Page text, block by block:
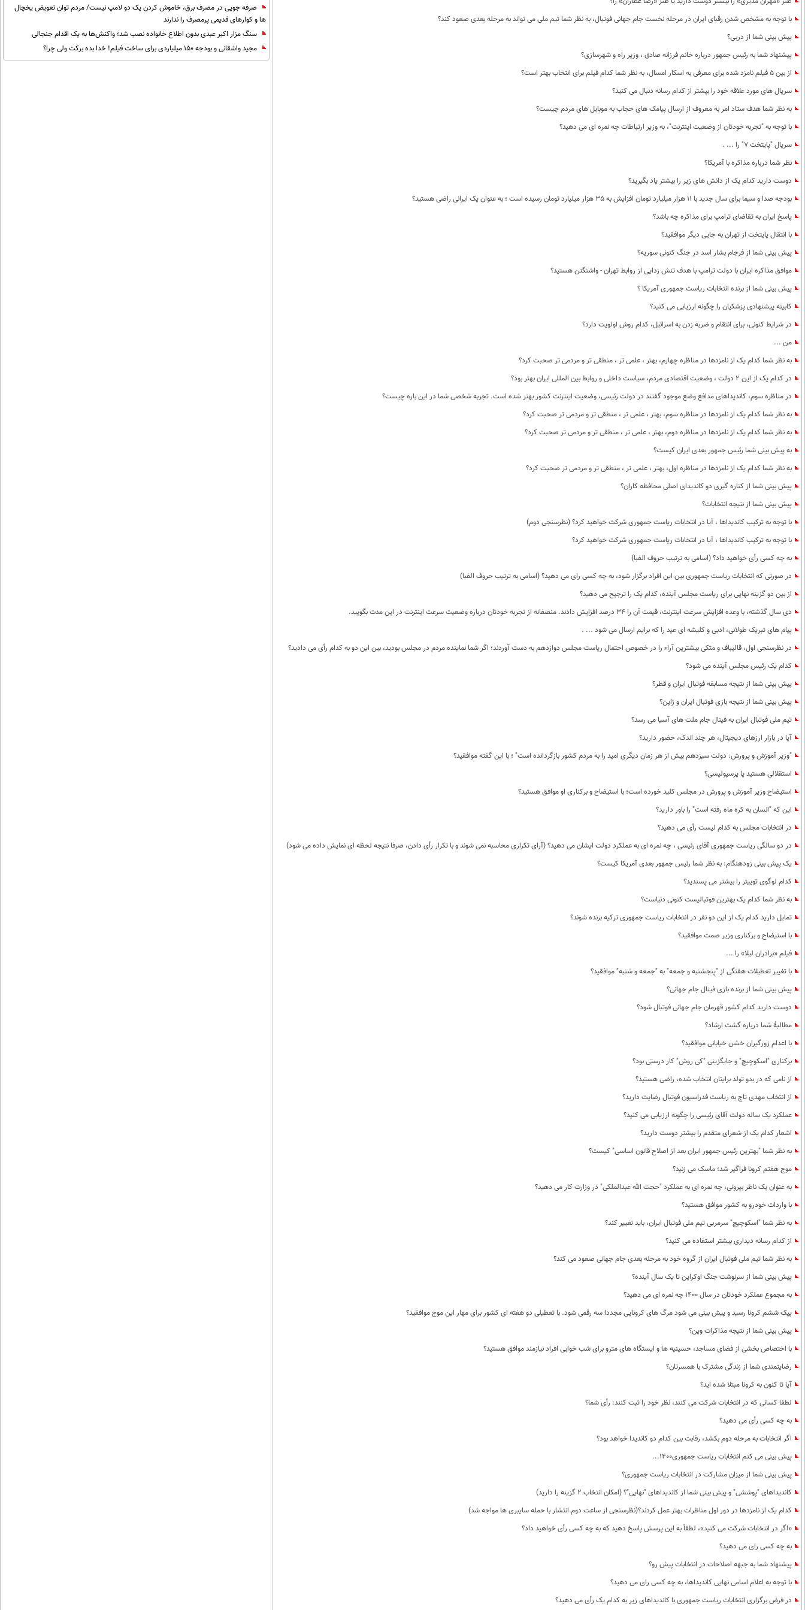
با توجه به مشخص شدن رقبای ایران در مرحله نخست جام جهانی فوتبال، به نظر شما تیم ملی می تواند به مرحله بعدی صعود کند؟
پیش بینی شما از دربی؟
پیشنهاد شما به رئیس جمهور درباره خانم فرزانه صادق ، وزیر راه و شهرسازی؟
از بین 5 فیلم نامزد شده برای معرفی به اسکار امسال، به نظر شما کدام فیلم برای انتخاب بهتر است؟
سریال های مورد علاقه خود را بیشتر از کدام رسانه دنبال می کنید؟
به نظر شما هدف ستاد امر به معروف از ارسال پیامک های حجاب به موبایل های مردم چیست؟
با توجه به "تجربه خودتان از وضعیت اینترنت"، به وزیر ارتباطات چه نمره ای می دهید؟
سریال "پایتخت 7" را ... .
نظر شما درباره مذاکره با آمریکا؟
دوست دارید کدام یک از دانش های زیر را بیشتر یاد بگیرید؟
بودجه صدا و سیما برای سال جدید با 11 هزار میلیارد تومان افزایش به 35 هزار میلیارد تومان رسیده است ؛ به عنوان یک ایرانی راضی هستید؟
پاسخ ایران به تقاضای ترامپ برای مذاکره چه باشد؟
با انتقال پایتخت از تهران به جایی دیگر موافقید؟
پیش بینی شما از فرجام بشار اسد در جنگ کنونی سوریه؟
موافق مذاکره ایران با دولت ترامپ با هدف تنش زدایی از روابط تهران - واشنگتن هستید؟
پیش بینی شما از برنده انتخابات ریاست جمهوری آمریکا ؟
کابینه پیشنهادی پزشکیان را چگونه ارزیابی می کنید؟
در شرایط کنونی، برای انتقام و ضربه زدن به اسرائیل، کدام روش اولویت دارد؟
من ...
به نظر شما کدام یک از نامزدها در مناظره چهارم، بهتر ، علمی تر ، منطقی تر و مردمی تر صحبت کرد؟
در کدام یک از این 2 دولت ، وضعیت اقتصادی مردم، سیاست داخلی و روابط بین المللی ایران بهتر بود؟
در مناظره سوم، کاندیداهای مدافع وضع موجود گفتند در دولت رئیسی، وضعیت اینترنت کشور بهتر شده است. تجربه شخصی شما در این باره چیست؟
به نظر شما کدام یک از نامزدها در مناظره سوم، بهتر ، علمی تر ، منطقی تر و مردمی تر صحبت کرد؟
به نظر شما کدام یک از نامزدها در مناظره دوم، بهتر ، علمی تر ، منطقی تر و مردمی تر صحبت کرد؟
به پیش بینی شما رئیس جمهور بعدی ایران کیست؟
به نظر شما کدام یک از نامزدها در مناظره اول، بهتر ، علمی تر ، منطقی تر و مردمی تر صحبت کرد؟
پیش بینی شما از کناره گیری دو کاندیدای اصلی محافظه کاران؟
پیش بینی شما از نتیجه انتخابات؟
با توجه به ترکیب کاندیداها ، آیا در انتخابات ریاست جمهوری شرکت خواهید کرد؟ (نظرسنجی دوم)
با توجه به ترکیب کاندیداها ، آیا در انتخابات ریاست جمهوری شرکت خواهید کرد؟
به چه کسی رأی خواهید داد؟ (اسامی به ترتیب حروف الفبا)
در صورتی که انتخابات ریاست جمهوری بین این افراد برگزار شود، به چه کسی رای می دهید؟ (اسامی به ترتیب حروف الفبا)
از بین دو گزینه نهایی برای ریاست مجلس آینده، کدام یک را ترجیح می دهید؟
دی سال گذشته، با وعده افزایش سرعت اینترنت، قیمت آن را 34 درصد افزایش دادند. منصفانه از تجربه خودتان درباره وضعیت سرعت اینترنت در این مدت بگویید.
پیام های تبریک طولانی، ادبی و کلیشه ای عید را که برایم ارسال می شود ... .
در نظرسنجی اول، قالیباف و متکی بیشترین آراء را در خصوص احتمال ریاست مجلس دوازدهم به دست آوردند؛ اگر شما نماینده مردم در مجلس بودید، بین این دو به کدام رأی می دادید؟
کدام یک رئیس مجلس آینده می شود؟
پیش بینی شما از نتیجه مسابقه فوتبال ایران و قطر؟
پیش بینی شما از نتیجه بازی فوتبال ایران و ژاپن؟
تیم ملی فوتبال ایران به فینال جام ملت های آسیا می رسد؟
آیا در بازار ارزهای دیجیتال، هر چند اندک، حضور دارید؟
"وزیر آموزش و پرورش: دولت سیزدهم بیش از هر زمان دیگری امید را به مردم کشور بازگردانده است" ؛ با این گفته موافقید؟
استقلالی هستید یا پرسپولیسی؟
استیضاح وزیر آموزش و پرورش در مجلس کلید خورده است؛ با استیضاح و برکناری او موافق هستید؟
این که "انسان به کره ماه رفته است" را باور دارید؟
در انتخابات مجلس به کدام لیست رأی می دهید؟
در دو سالگی ریاست جمهوری آقای رئیسی ، چه نمره ای به عملکرد دولت ایشان می دهید؟ (آرای تکراری محاسبه نمی شوند و با تکرار رأی دادن، صرفا نتیجه لحظه ای نمایش داده می شود)
یک پیش بینی زودهنگام: به نظر شما رئیس جمهور بعدی آمریکا کیست؟
کدام لوگوی توییتر را بیشتر می پسندید؟
به نظر شما کدام یک بهترین فوتبالیست کنونی دنیاست؟
تمایل دارید کدام یک از این دو نفر در انتخابات ریاست جمهوری ترکیه برنده شوند؟
با استیضاح و برکناری وزیر صمت موافقید؟
فیلم «برادران لیلا» را ...
با تغییر تعطیلات هفتگی از "پنجشنبه و جمعه" به "جمعه و شنبه" موافقید؟
پیش بینی شما از برنده بازی فینال جام جهانی؟
دوست دارید کدام کشور قهرمان جام جهانی فوتبال شود؟
مطالبۀ شما درباره گشت ارشاد؟
با اعدام زورگیران خشن خیابانی موافقید؟
برکناری "اسکوچیچ" و جایگزینی "کی روش" کار درستی بود؟
از نامی که در بدو تولد برایتان انتخاب شده، راضی هستید؟
از انتخاب مهدی تاج به ریاست فدراسیون فوتبال رضایت دارید؟
عملکرد یک ساله دولت آقای رئیسی را چگونه ارزیابی می کنید؟
اشعار کدام یک از شعرای متقدم را بیشتر دوست دارید؟
به نظر شما "بهترین رئیس جمهور ایران بعد از اصلاح قانون اساسی" کیست؟
موج هفتم کرونا فراگیر شد؛ ماسک می زنید؟
به عنوان یک ناظر بیرونی، چه نمره ای به عملکرد "حجت الله عبدالملکی" در وزارت کار می دهید؟
با واردات خودرو به کشور موافق هستید؟
به نظر شما "اسکوچیچ" سرمربی تیم ملی فوتبال ایران، باید تغییر کند؟
از کدام رسانه دیداری بیشتر استفاده می کنید؟
به نظر شما تیم ملی فوتبال ایران از گروه خود به مرحله بعدی جام جهانی صعود می کند؟
پیش بینی شما از سرنوشت جنگ اوکراین تا یک سال آینده؟
به مجموع عملکرد خودتان در سال 1400 چه نمره ای می دهید؟
پیک ششم کرونا رسید و پیش بینی می شود مرگ های کرونایی مجددا سه رقمی شود. با تعطیلی دو هفته ای کشور برای مهار این موج موافقید؟
پیش بینی شما از نتیجه مذاکرات وین؟
با اختصاص بخشی از فضای مساجد، حسینیه ها و ایستگاه های مترو برای شب خوابی افراد نیازمند موافق هستید؟
رضایتمندی شما از زندگی مشترک با همسرتان؟
آیا تا کنون به کرونا مبتلا شده اید؟
لطفا کسانی که در انتخابات شرکت می کنند، نظر خود را ثبت کنند: رأی شما؟
به چه کسی رأی می دهید؟
اگر انتخابات به مرحله دوم بکشد، رقابت بین کدام دو کاندیدا خواهد بود؟
پیش بینی می کنم انتخابات ریاست جمهوری1400...
پیش بینی شما از میزان مشارکت در انتخابات ریاست جمهوری؟
کاندیداهای "پوششی" و پیش بینی شما از کاندیداهای "نهایی"؟ (امکان انتخاب 2 گزینه را دارید)
کدام یک از نامزدها در دور اول مناظرات بهتر عمل کردند؟(نظرسنجی از ساعت دوم انتشار با حمله سایبری ها مواجه شد)
«اگر در انتخابات شرکت می کنید»، لطفاً به این پرسش پاسخ دهید که به چه کسی رأی خواهید داد؟
به چه کسی رای می دهید؟
پیشنهاد شما به جبهه اصلاحات در انتخابات پیش رو؟
با توجه به اعلام اسامی نهایی کاندیداها، به چه کسی رای می دهید؟
در فرض برگزاری انتخابات ریاست جمهوری با کاندیداهای زیر به کدام یک رأی می دهید؟
صرفه جویی در مصرف برق، خاموش کردن یک دو لامپ نیست/ مردم توان تعویض یخچال
ها و کوارهای قدیمی پرمصرف را ندارند
سنگ مزار اکبر عبدی بدون اطلاع خانواده نصب شد؛ واکنش‌ها به یک اقدام جنجالی
مجید واشقانی و بودجه 150 میلیاردی برای ساخت فیلم! خدا بده برکت ولی چرا؟